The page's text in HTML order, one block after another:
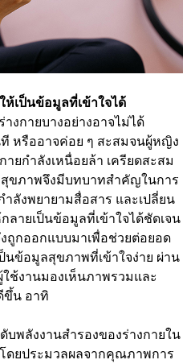
เป็นข้อมูลที่เข้าใจได้
งกายบางอย่างอาจไม่ได้
หรืออาจค่อย ๆ สะสมจนผู้หญิง
ยกำลังเหนื่อยล้า เครียดสะสม
ขภาพจึงมีบทบาทสำคัญในการ
ลังพยายามสื่อสาร และเปลี่ยน
ลายเป็นข้อมูลที่เข้าใจได้ชัดเจน
ถูกออกแบบมาเพื่อช่วยต่อยอด
นข้อมูลสุขภาพที่เข้าใจง่าย ผ่าน
ช้งานมองเห็นภาพรวมและ
ขึ้น อาทิ
พลังงานสำรองของร่างกายใน
ดยประมวลผลจากคุณภาพการ